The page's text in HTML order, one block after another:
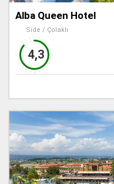
Alba Queen Hotel
Side / Çolaklı
4,3